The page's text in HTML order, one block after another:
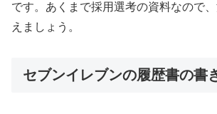
です。あくまで採用選考の資料なので
えましょう。
セブンイレブンの履歴書の書